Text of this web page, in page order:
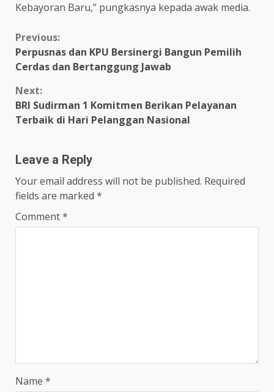
Kebayoran Baru,” pungkasnya kepada awak media.
Continue
Reading
Previous:
Perpusnas dan KPU Bersinergi Bangun Pemilih
Cerdas dan Bertanggung Jawab
Next:
BRI Sudirman 1 Komitmen Berikan Pelayanan
Terbaik di Hari Pelanggan Nasional
Leave a Reply
Your email address will not be published. Required
fields are marked *
Comment*
Name *